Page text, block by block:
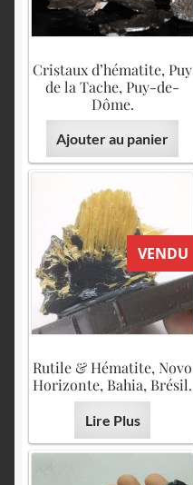
Cristaux d’hématite, Puy
de la Tache, Puy-de-
Dôme.
Ajouter au panier
VENDU
Rutile & Hématite, Novo
Horizonte, Bahia, Brésil.
Lire Plus